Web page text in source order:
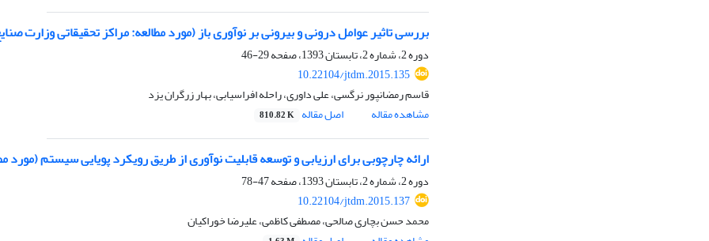
بررسی تاثیر عوامل درونی و بیرونی بر نوآوری باز (مورد مطالعه: مراکز تحقیقاتی وزارت
دوره 2، شماره 2، تابستان 1393، صفحه
29-46
10.22104/jtdm.2015.135
قاسم رمضانپور نرگسی، علی داوری، راحله افراسیابی، بهار زرگران یزد
مشاهده مقاله
اصل مقاله 810.82 K
ارائه‌ چارچوبی برای ارزیابی و توسعه قابلیت نوآوری از طریق رویکرد پویایی سیستم‌
دوره 2، شماره 2، تابستان 1393، صفحه
47-78
10.22104/jtdm.2015.137
محمد حسن بچاری صالحی، مصطفی کاظمی، علیرضا خوراکیان